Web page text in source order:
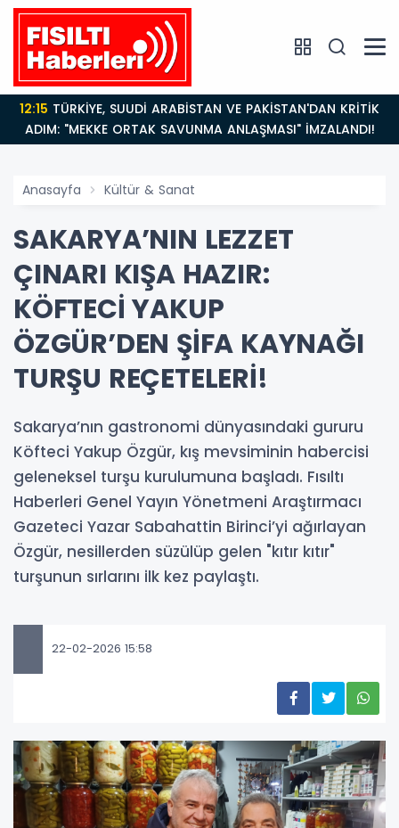
12:15
ADIM: "MEKKE ORTAK SAVUNMA ANLAŞMASI" İMZALANDI!
Anasayfa Kültür & Sanat
SAKARYA’NIN LEZZET
ÇINARI KIŞA HAZIR:
KÖFTECİ YAKUP
ÖZGÜR’DEN ŞİFA KAYNAĞI
TURŞU REÇETELERİ!
Sakarya’nın gastronomi dünyasındaki gururu
Köfteci Yakup Özgür, kış mevsiminin habercisi
geleneksel turşu kurulumuna başladı. Fısıltı
Haberleri Genel Yayın Yönetmeni Araştırmacı
Gazeteci Yazar Sabahattin Birinci’yi ağırlayan
Özgür, nesillerden süzülüp gelen "kıtır kıtır"
turşunun sırlarını ilk kez paylaştı.
22-02-2026 15:58